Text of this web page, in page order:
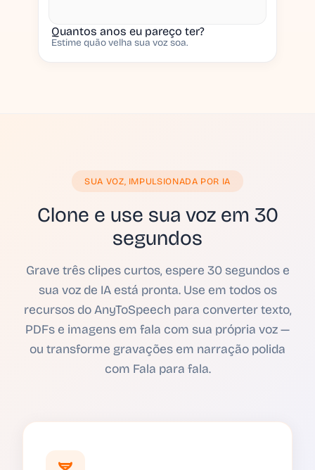
Quantos anos eu pareço ter?
Estime quão velha sua voz soa.
SUA VOZ, IMPULSIONADA POR IA
Clone e use sua voz em 30
segundos
Grave três clipes curtos, espere 30 segundos e
sua voz de IA está pronta. Use em todos os
recursos do AnyToSpeech para converter texto,
PDFs e imagens em fala com sua própria voz —
ou transforme gravações em narração polida
com Fala para fala.